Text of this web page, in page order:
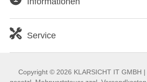
Service
Copyright © 2026 KLARSICHT IT GMBH |